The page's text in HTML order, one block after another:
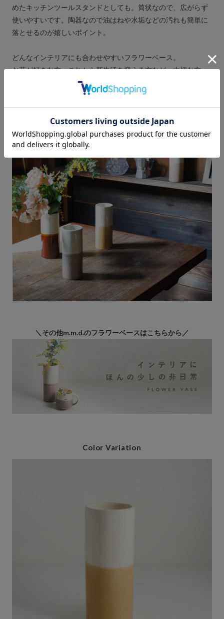
めたキッチンツールスタンドとしても。筒状なので、広がらず
使いやすいです。陶器なので油はねや水垢などの汚れも簡単に
落とせるのが嬉しいポイント。
どんなインテリアにも合わせやすいフラワーベース。
お花が好きな方、これから新生活を迎える方など、大切な方へ
の贈りものにもおすすめです。
＼その他m.m.d.のフラワーベースはこちらから／
Color Variation